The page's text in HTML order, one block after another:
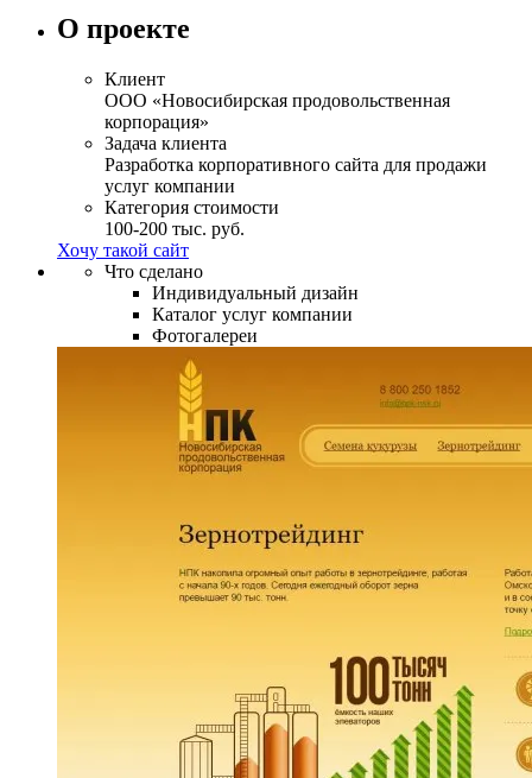
О проекте
Клиент
ООО «Новосибирская продовольственная
корпорация»
Задача клиента
Разработка корпоративного сайта для продажи
услуг компании
Категория стоимости
100-200 тыс. руб.
Хочу такой сайт
Что сделано
Индивидуальный дизайн
Каталог услуг компании
Фотогалереи